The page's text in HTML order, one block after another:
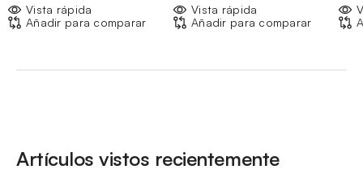
Vista rápida
Añadir para comparar
Vista rápida
Añadir para comparar
Artículos vistos recientemente